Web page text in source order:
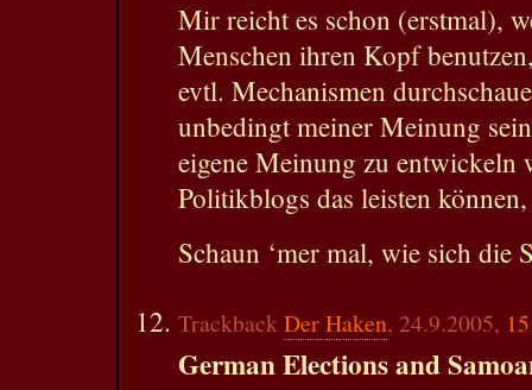
Mir reicht es schon (erstmal),
Menschen ihren Kopf
evtl. Mechanismen
unbedingt meiner Meinung
eigene Meinung zu entwickeln
Politikblogs das leisten
Schaun ‘mer mal, wie sich die
TrackbackDer Haken, 24.9.2005,
German Elections and